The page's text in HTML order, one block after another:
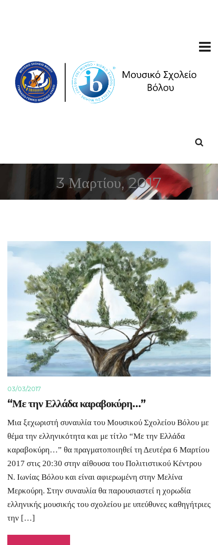
3 Μαρτίου, 2017
03/03/2017
“Με την Ελλάδα καραβοκύρη…”
Μια ξεχωριστή συναυλία του Μουσικού Σχολείου Βόλου με
θέμα την ελληνικότητα και με τίτλο “Με την Ελλάδα
καραβοκύρη…” θα πραγματοποιηθεί τη Δευτέρα 6 Μαρτίου
2017 στις 20:30 στην αίθουσα του Πολιτιστικού Κέντρου
Ν. Ιωνίας Βόλου και είναι αφιερωμένη στην Μελίνα
Μερκούρη. Στην συναυλία θα παρουσιαστεί η χορωδία
ελληνικής μουσικής του σχολείου με υπεύθυνες καθηγήτριες
την […]